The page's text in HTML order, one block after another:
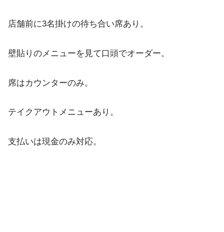
店舗前に3名掛けの待ち合い席あり。
壁貼りのメニューを見て口頭でオーダー。
席はカウンターのみ。
テイクアウトメニューあり。
支払いは現金のみ対応。